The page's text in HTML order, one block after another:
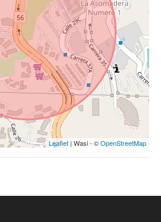
Leaflet | Wasi - ©OpenStreetMap